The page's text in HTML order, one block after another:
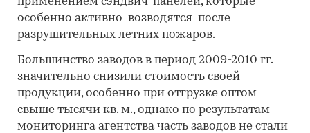
особенно активно возводятся после
разрушительных летних пожаров.
Большинство заводов в период 2009-2010 гг.
значительно снизили стоимость своей
продукции, особенно при отгрузке оптом
свыше тысячи кв. м., однако по результатам
мониторинга агентства часть заводов не стали